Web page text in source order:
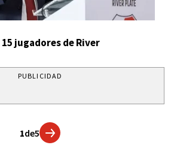
jugadores de River
PUBLICIDAD
1de5